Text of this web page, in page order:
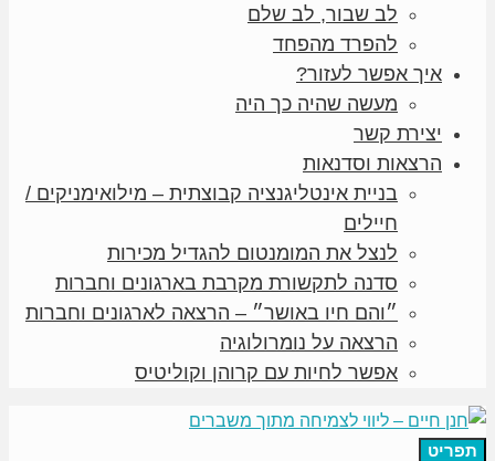
לב שבור, לב שלם
להפרד מהפחד
איך אפשר לעזור?
מעשה שהיה כך היה
יצירת קשר
הרצאות וסדנאות
בניית אינטליגנציה קבוצתית – מילואימניקים /
חיילים
לנצל את המומנטום להגדיל מכירות
סדנה לתקשורת מקרבת בארגונים וחברות
״והם חיו באושר״ – הרצאה לארגונים וחברות
הרצאה על נומרולוגיה
אפשר לחיות עם קרוהן וקוליטיס
תפריט